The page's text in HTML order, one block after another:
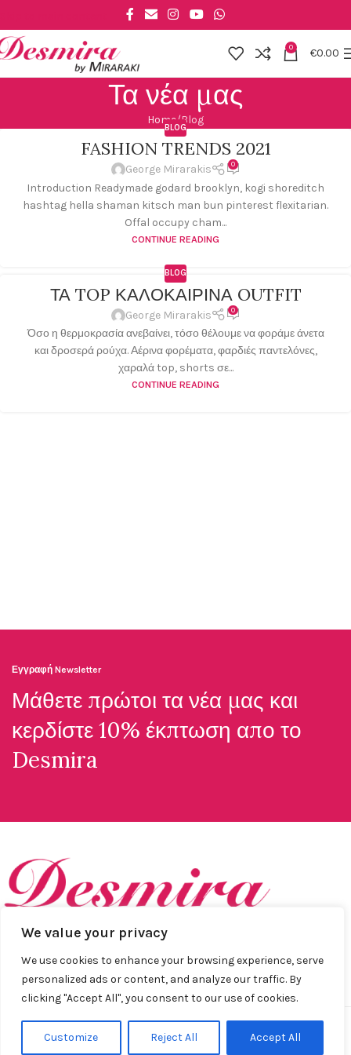
We value your privacy
We use cookies to enhance your browsing experience, serve
personalized ads or content, and analyze our traffic. By
clicking "Accept All", you consent to our use of cookies.
Customize Reject All Accept All
0 €0.00
Τα νέα μας
Home Blog
BLOG
FASHION TRENDS 2021
George Mirarakis 0
Introduction Readymade godard brooklyn, kogi shoreditch
hashtag hella shaman kitsch man bun pinterest flexitarian.
Offal occupy cham...
CONTINUE READING
BLOG
ΤΑ TOP ΚΑΛΟΚΑΙΡΙΝΑ OUTFIT
George Mirarakis 0
Όσο η θερμοκρασία ανεβαίνει, τόσο θέλουμε να φοράμε άνετα
και δροσερά ρούχα. Αέρινα φορέματα, φαρδιές παντελόνες,
χαραλά top, shorts σε...
CONTINUE READING
Εγγραφή Newsletter
Μάθετε πρώτοι τα νέα μας και
κερδίστε 10% έκπτωση απο το
Desmira
Ανακαλύψτε το απόλυτο στυλ με τα ρούχα απο τη Desmira
Collection.